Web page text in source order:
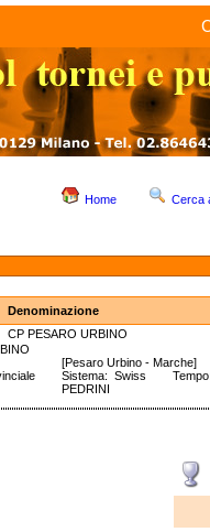
Home Cerca
Denominazione
CP PESARO URBINO
[Pesaro Urbino - Marche]
Sistema: Swiss Tempo:
PEDRINI